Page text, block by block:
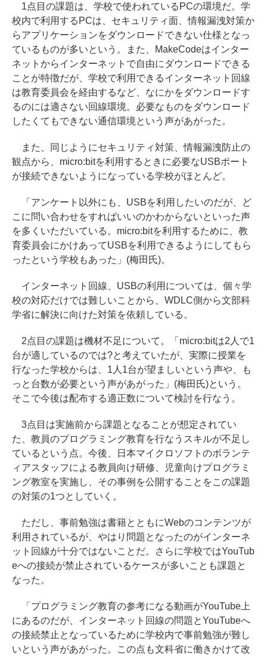
1点目の課題は、学校で使われているPCの環境だ。学
校内で利用するPCは、セキュリティ面、情報漏洩対策か
らアプリケーションをダウンロードできない仕様となっ
ているものが多いという。また、MakeCodeはインター
ネットからインターネットで自由にダウンロードできる
ことが特徴だが、学校で利用できるインターネット回線
は教育委員会を経由するなど、なにかをダウンロードす
るのには適さない回線環境。必要なものをダウンロード
したくてもできない通信環境という声があがった。
また、同じようにセキュリティ対策、情報漏洩防止の
観点から、micro:bitを利用するときに必要なUSBポート
が接続できないようになっている学校がほとんど。
「アンケート以外にも、USBを利用したいのだが、ど
こに問い合わせをすればいいのかわからないといった声
を多くいただいている。micro:bitを利用するために、教
育委員会にかけあってUSBを利用できるようにしてもら
ったという学校もあった」(梅田氏)。
インターネット回線、USBの利用については、個々学
校の対応だけでは難しいことから、WDLC側から文部科
学省に解決に向けた対策を依頼している。
2点目の課題は機材不足について。「micro:bitは2人で1
台が適しているのでは?と考えていたが、実際に授業を
行なった学校からは、1人1台が望ましいという声や、も
っと台数が必要という声があがった」(梅田氏)という。
そこで今後は配布する適正数について検討を行なう。
3点目は実施前から課題となることが想定されてい
た、教員のプログラミング教育を行なうスキルが不足し
ているという点。今後、日本マイクロソフトのボランテ
ィアスタッフによる教員向け研修、児童向けプログラミ
ング教室を実施し、その事例を公開することをこの課題
の対策の1つとしていく。
ただし、事前勉強は書籍とともにWebのコンテンツが
利用されているが、やはり問題となったのがインターネ
ット回線が十分ではないことだ。さらに学校ではYouTub
eへの接続が禁止されているケースが多いことも課題と
なった。
「プログラミング教育の参考になる動画がYouTube上
にあるのだが、インターネット回線の問題とYouTubeへ
の接続禁止となっているために学校内で事前勉強が難し
いという声があがった。この点も文科省に働きかけて改